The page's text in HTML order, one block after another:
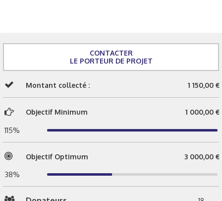
CONTACTER
LE PORTEUR DE PROJET
Montant collecté : 1 150,00 €
Objectif Minimum 1 000,00 €
115%
Objectif Optimum 3 000,00 €
38%